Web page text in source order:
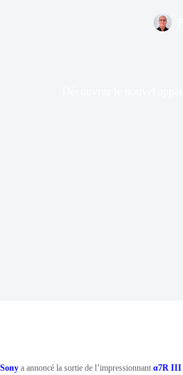
Sony a annoncé la sortie de l’impressionnant α7R III